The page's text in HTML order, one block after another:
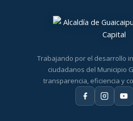
Trabajando por el desarrollo
ciudadanos del Municipio
transparencia, eficiencia y